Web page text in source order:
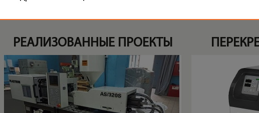
РЕАЛИЗОВАННЫЕ ПРОЕКТЫ